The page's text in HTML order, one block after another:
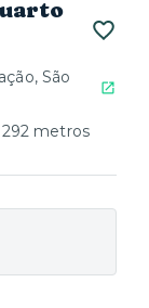
São
metros